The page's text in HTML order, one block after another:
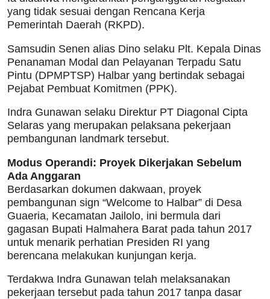
yang tidak sesuai dengan Rencana Kerja
Pemerintah Daerah (RKPD).
Samsudin Senen alias Dino selaku Plt. Kepala Dinas
Penanaman Modal dan Pelayanan Terpadu Satu
Pintu (DPMPTSP) Halbar yang bertindak sebagai
Pejabat Pembuat Komitmen (PPK).
Indra Gunawan selaku Direktur PT Diagonal Cipta
Selaras yang merupakan pelaksana pekerjaan
pembangunan landmark tersebut.
Modus Operandi: Proyek Dikerjakan Sebelum
Ada Anggaran
Berdasarkan dokumen dakwaan, proyek
pembangunan sign “Welcome to Halbar” di Desa
Guaeria, Kecamatan Jailolo, ini bermula dari
gagasan Bupati Halmahera Barat pada tahun 2017
untuk menarik perhatian Presiden RI yang
berencana melakukan kunjungan kerja.
Terdakwa Indra Gunawan telah melaksanakan
pekerjaan tersebut pada tahun 2017 tanpa dasar